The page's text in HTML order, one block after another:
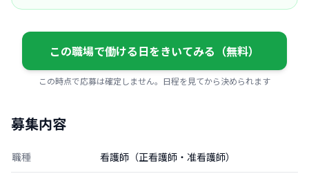
この職場で働ける日をきいてみる（無料）
この時点で応募は確定しません。日程を見てから決められます
募集内容
職種 看護師（正看護師・准看護師）